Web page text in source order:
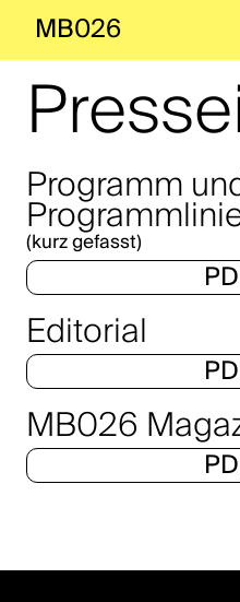
MB026
Programm
(kurz gefasst)
Editorial
MB026